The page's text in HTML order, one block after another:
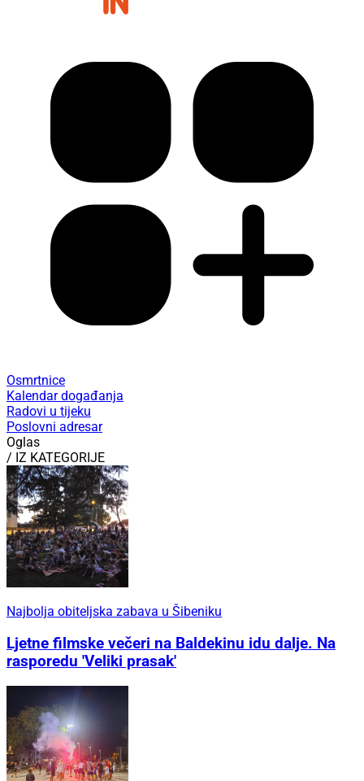
Osmrtnice
Kalendar događanja
Radovi u tijeku
Poslovni adresar
Oglas
/ IZ KATEGORIJE
Najbolja obiteljska zabava u Šibeniku
Ljetne filmske večeri na Baldekinu idu dalje. Na
rasporedu 'Veliki prasak'